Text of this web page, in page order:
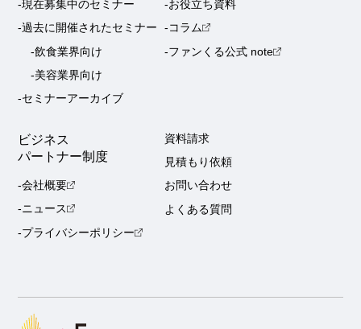
-現在募集中のセミナー
-過去に開催されたセミナー
-飲食業界向け
-美容業界向け
-セミナーアーカイブ
-お役立ち資料
-コラム
-ファンくる公式 note
ビジネス
パートナー制度
-会社概要
-ニュース
-プライバシーポリシー
資料請求
見積もり依頼
お問い合わせ
よくある質問